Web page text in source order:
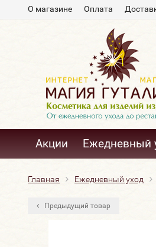
О магазине Оплата
Акции Ежедневный
Главная Ежедневный уход
Предыдущий товар